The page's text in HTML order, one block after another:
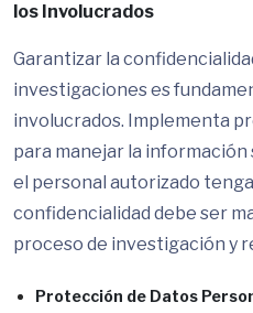
los Involucrados
Garantizar la
investigaciones es
involucrados. Implementa
para manejar la información
el personal autorizado
confidencialidad debe ser
proceso de investigación y
Protección de Datos